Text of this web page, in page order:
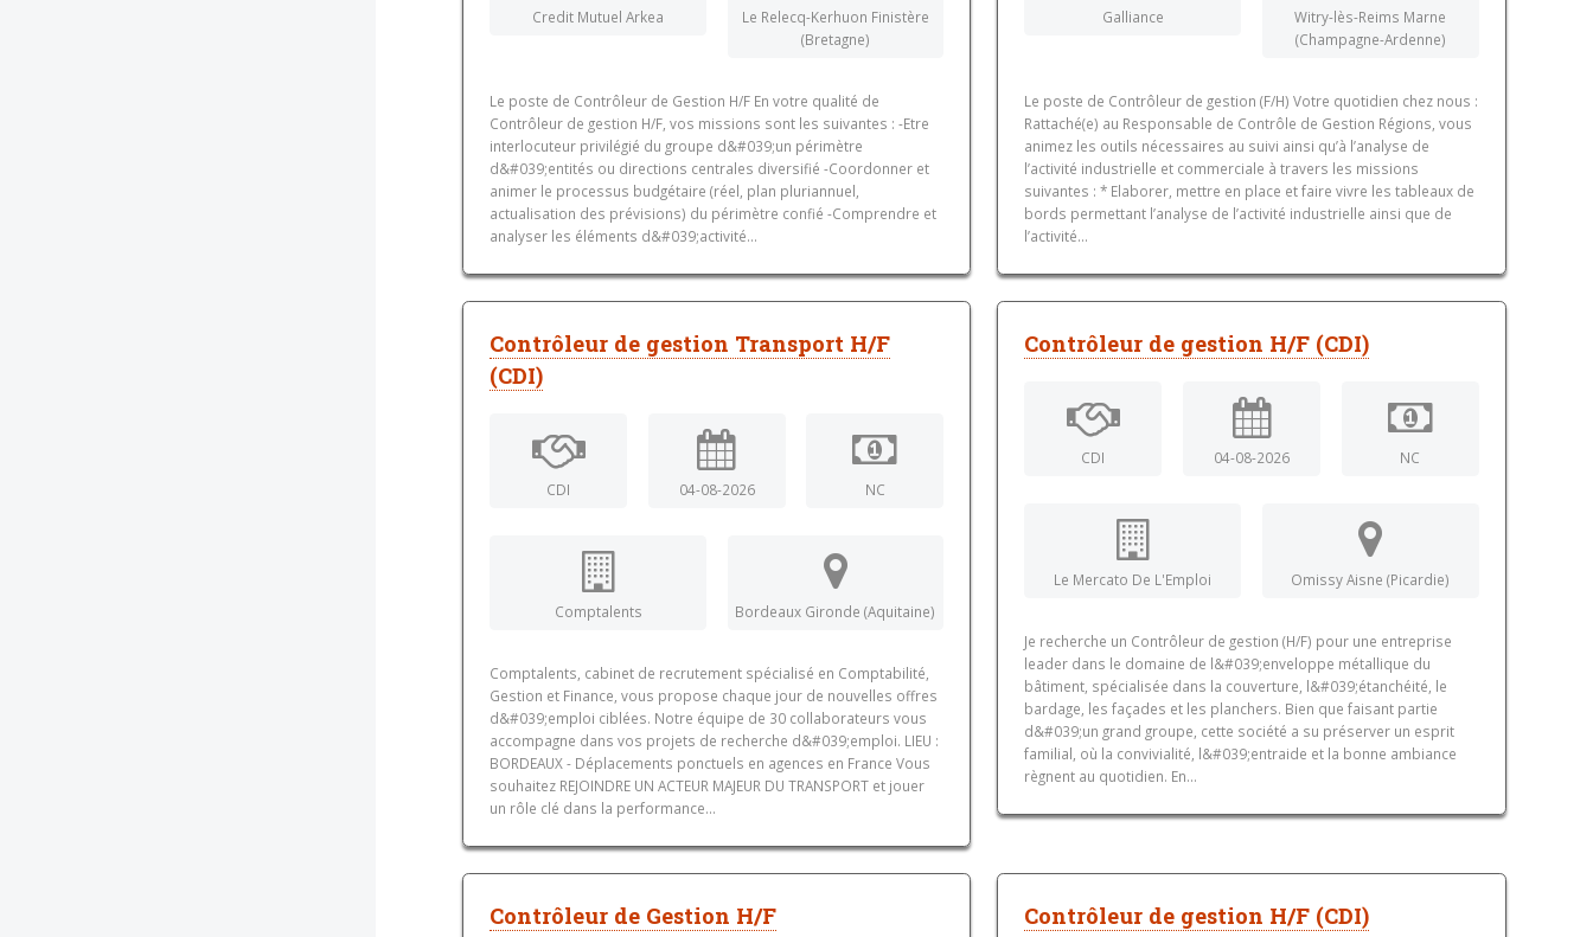
Credit Mutuel Arkea
Le Relecq-Kerhuon Finistère
(Bretagne)
Le poste de Contrôleur de Gestion H/F En votre qualité de
Contrôleur de gestion H/F, vos missions sont les suivantes : -Etre
interlocuteur privilégié du groupe d&#039;un périmètre
d&#039;entités ou directions centrales diversifié -Coordonner et
animer le processus budgétaire (réel, plan pluriannuel,
actualisation des prévisions) du périmètre confié -Comprendre et
analyser les éléments d&#039;activité...
Galliance
Witry-lès-Reims Marne
(Champagne-Ardenne)
Le poste de Contrôleur de gestion (F/H) Votre quotidien chez nous :
Rattaché(e) au Responsable de Contrôle de Gestion Régions, vous
animez les outils nécessaires au suivi ainsi qu’à l’analyse de
l’activité industrielle et commerciale à travers les missions
suivantes : * Elaborer, mettre en place et faire vivre les tableaux de
bords permettant l’analyse de l’activité industrielle ainsi que de
l’activité...
Contrôleur de gestion Transport H/F
(CDI)
CDI 04-08-2026 NC
Comptalents Bordeaux Gironde (Aquitaine)
Comptalents, cabinet de recrutement spécialisé en Comptabilité,
Gestion et Finance, vous propose chaque jour de nouvelles offres
d&#039;emploi ciblées. Notre équipe de 30 collaborateurs vous
accompagne dans vos projets de recherche d&#039;emploi. LIEU :
BORDEAUX - Déplacements ponctuels en agences en France Vous
souhaitez REJOINDRE UN ACTEUR MAJEUR DU TRANSPORT et jouer
un rôle clé dans la performance...
Contrôleur de gestion H/F (CDI)
CDI 04-08-2026 NC
Le Mercato De L'Emploi Omissy Aisne (Picardie)
Je recherche un Contrôleur de gestion (H/F) pour une entreprise
leader dans le domaine de l&#039;enveloppe métallique du
bâtiment, spécialisée dans la couverture, l&#039;étanchéité, le
bardage, les façades et les planchers. Bien que faisant partie
d&#039;un grand groupe, cette société a su préserver un esprit
familial, où la convivialité, l&#039;entraide et la bonne ambiance
règnent au quotidien. En...
Contrôleur de Gestion H/F Contrôleur de gestion H/F (CDI)